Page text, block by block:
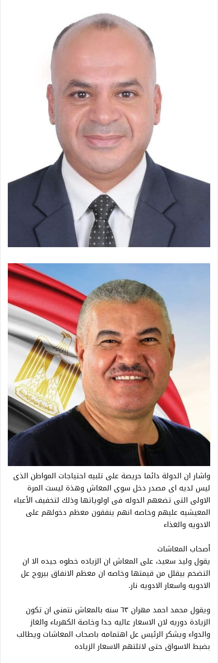
واشار ان الدولة دائما حريصة على تلبيه احتياجات المواطن الذى
ليس لديه اى مصدر دخل سوى المعاش وهذة ليست المرة
الاولى التى تضعهم الدوله فى اولوياتها وذلك لتخفيف الأعباء
المعيشيه عليهم وخاصه انهم ينفقون معظم دخولهم على
الادويه والغذاء
أصحاب المعاشات
يقول وليد سعيد، على المعاش ان الزياده خطوه جيده الا ان
التضخم بيقلل من قيمتها وخاصه ان معظم الانفاق بيروح عل
الادويه واسعار الادويه نار.
ويقول محمد احمد مهران ٦٣ سنه بالمعاش نتمنى ان تكون
الزيادة دوريه لان الاسعار عاليه جدا وخاصة الكهرباء والغاز
والدواء ويشكر الرئيس عل اهتمامه باصحاب المعاشات ويطالب
بضبط الاسواق حتى لاتلتهم الاسعار الزياده